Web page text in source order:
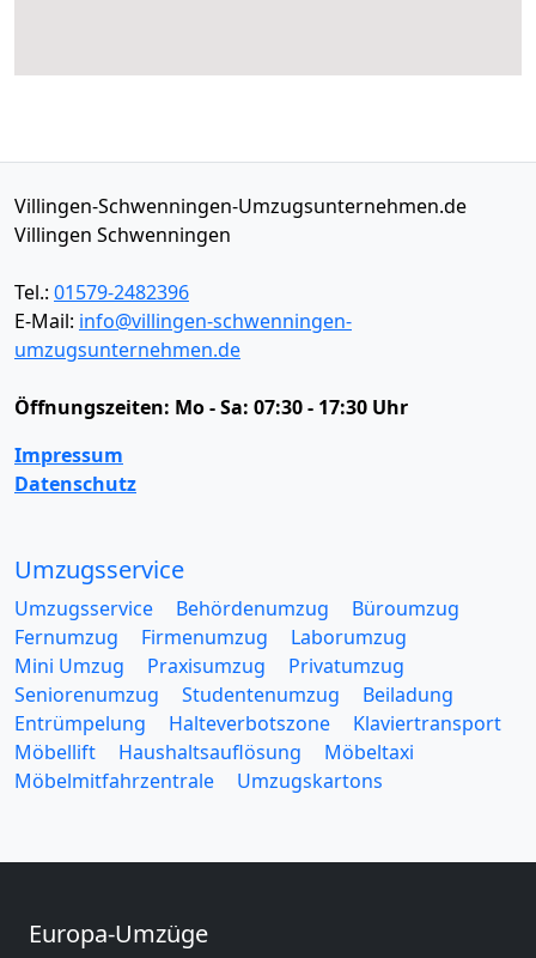
Villingen-Schwenningen-Umzugsunternehmen.de
Villingen Schwenningen
Tel.: 01579-2482396
E-Mail: info@villingen-schwenningen-
umzugsunternehmen.de
Öffnungszeiten: Mo - Sa: 07:30 - 17:30 Uhr
Impressum
Datenschutz
Umzugsservice
Umzugsservice Behördenumzug
Büroumzug
Fernumzug
Firmenumzug
Laborumzug
Mini Umzug
Praxisumzug
Privatumzug
Seniorenumzug
Studentenumzug
Beiladung
Entrümpelung
Halteverbotszone
Klaviertransport
Möbellift
Haushaltsauflösung
Möbeltaxi
Möbelmitfahrzentrale
Umzugskartons
Europa-Umzüge